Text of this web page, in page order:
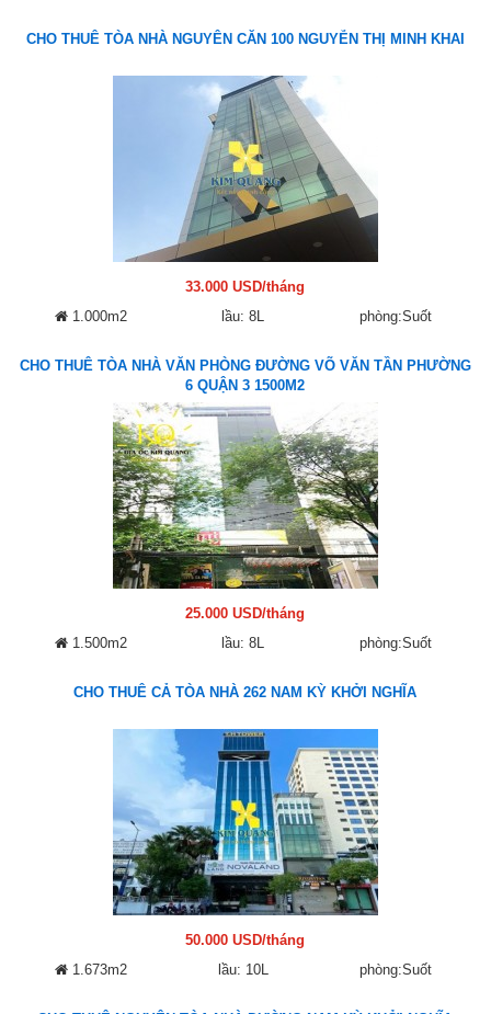
CHO THUÊ TÒA NHÀ NGUYÊN CĂN 100 NGUYỄN THỊ MINH KHAI
33.000 USD/tháng
1.000m2
lầu: 8L phòng:Suốt
CHO THUÊ TÒA NHÀ VĂN PHÒNG ĐƯỜNG VÕ VĂN TẦN PHƯỜNG
6 QUẬN 3 1500M2
25.000 USD/tháng
1.500m2
lầu: 8L phòng:Suốt
CHO THUÊ CẢ TÒA NHÀ 262 NAM KỲ KHỞI NGHĨA
50.000 USD/tháng
1.673m2
lầu: 10L phòng:Suốt